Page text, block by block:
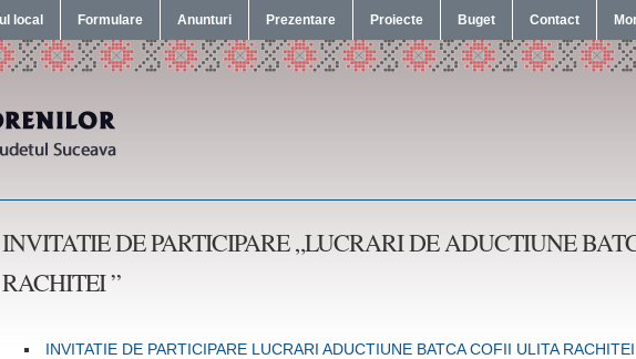
local Formulare Anunturi Prezentare Proiecte Buget Contact
INVITATIE DE PARTICIPARE „LUCRARI DE ADUCTIUNE
RACHITEI ”
INVITATIE DE PARTICIPARE LUCRARI ADUCTIUNE BATCA COFII ULITA RACHITEI